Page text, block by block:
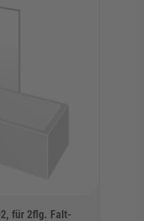
für 2flg. Falt-